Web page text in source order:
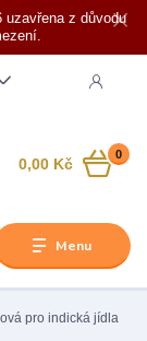
uzavřena z důvodu
Menu
0
0,00 Kč
pro indická jídla